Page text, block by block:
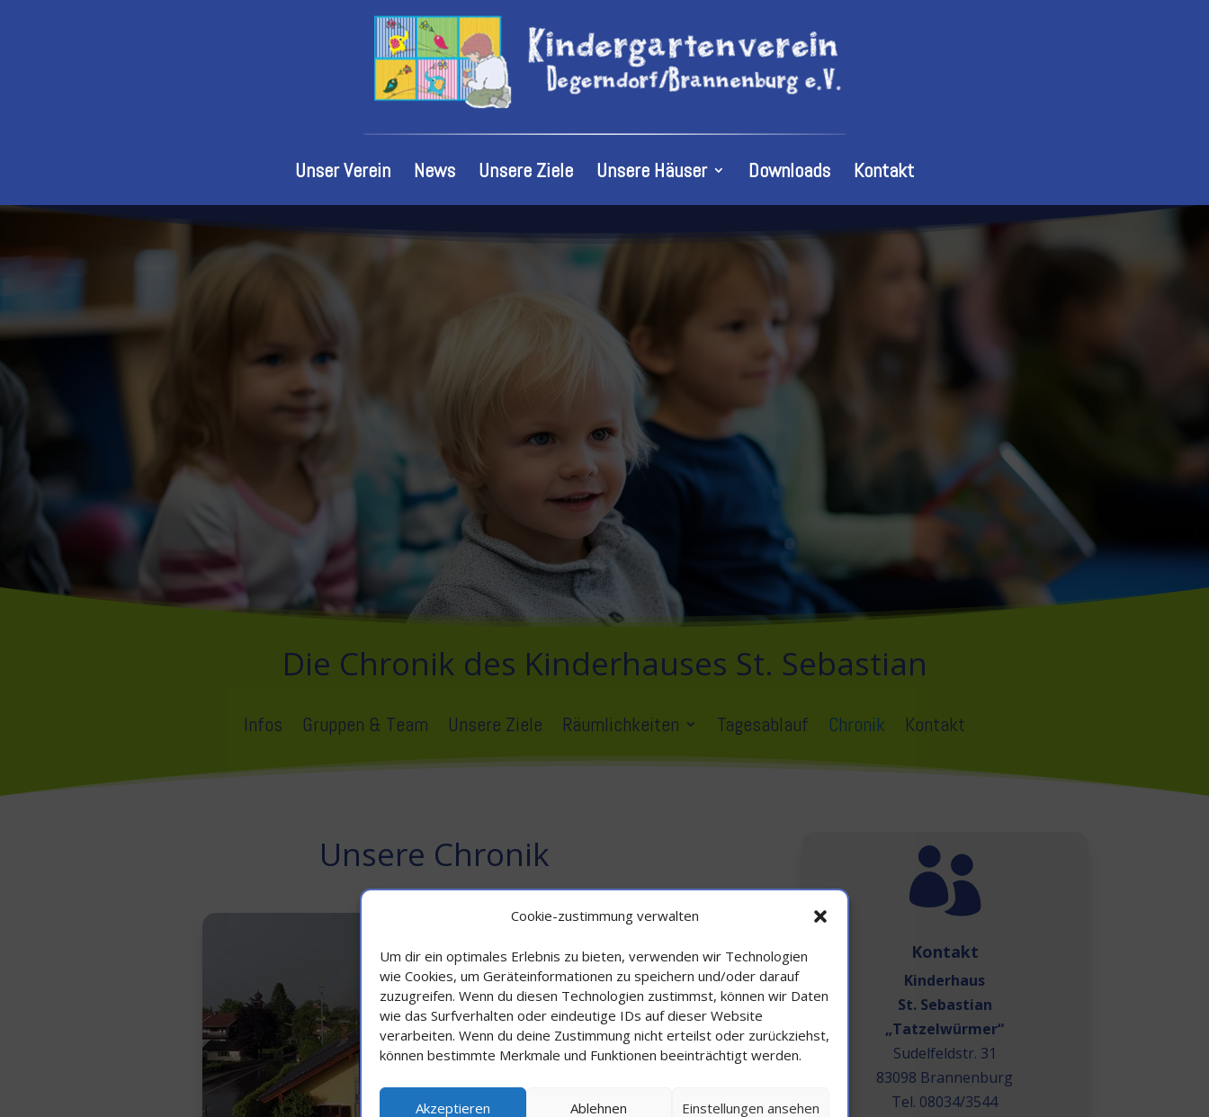
Cookie-zustimmung verwalten
Um dir ein optimales Erlebnis zu bieten, verwenden wir Technologien
wie Cookies, um Geräteinformationen zu speichern und/oder darauf
zuzugreifen. Wenn du diesen Technologien zustimmst, können wir Daten
wie das Surfverhalten oder eindeutige IDs auf dieser Website
verarbeiten. Wenn du deine Zustimmung nicht erteilst oder zurückziehst,
können bestimmte Merkmale und Funktionen beeinträchtigt werden.
Akzeptieren Ablehnen Einstellungen ansehen
Unser Verein News Unsere Ziele Unsere Häuser Downloads Kontakt
Die Chronik des Kinderhauses St. Sebastian
Infos Gruppen & Team Unsere Ziele Räumlichkeiten Tagesablauf Chronik Kontakt
Unsere Chronik 
Kontakt
Kinderhaus
St. Sebastian
„Tatzelwürmer“
Sudelfeldstr. 31
83098 Brannenburg
Tel. 08034/3544